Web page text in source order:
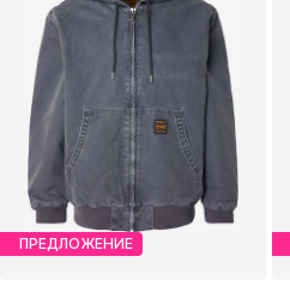
ПРЕДЛОЖЕНИЕ